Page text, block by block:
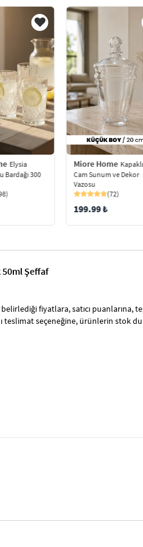
Elysia
Bardağı 300
Miore Home Kapaklı
Cam Sunum ve Dekor
Vazosu
(72)
199.99 ₺
50ml Şeffaf
fiyatlara, satıcı puanlarına,
teslimat seçeneğine, ürünlerin stok